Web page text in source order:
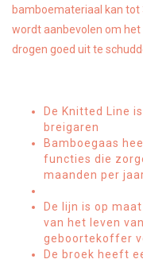
bamboemateriaal kan tot
wordt aanbevolen om
drogen goed uit te
De Knitted Line
breigaren
Bamboegaas
functies die
maanden per
De lijn is op
van het leven
geboortekoffer
De broek heeft